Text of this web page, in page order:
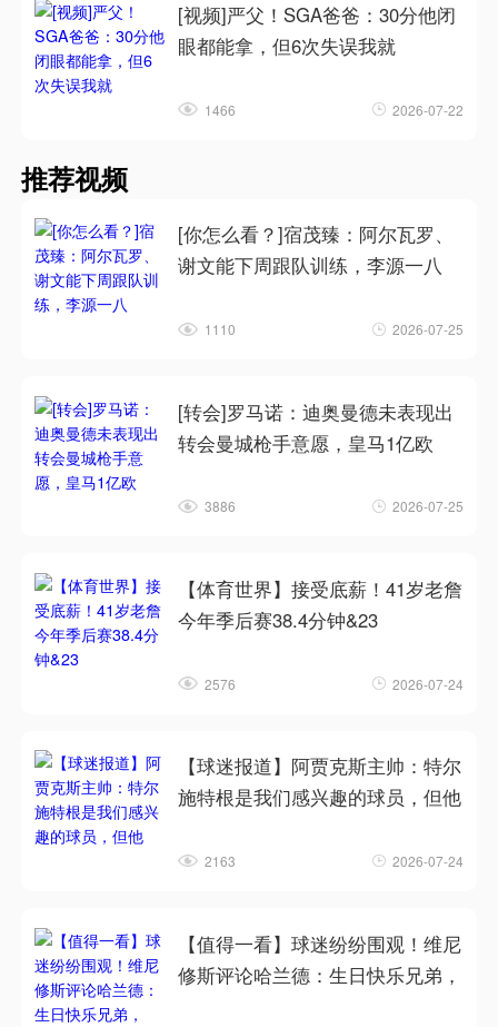
[视频]严父！SGA爸爸：30分他闭
眼都能拿，但6次失误我就
1466 2026-07-22
推荐视频
[你怎么看？]宿茂臻：阿尔瓦罗、
谢文能下周跟队训练，李源一八
1110 2026-07-25
[转会]罗马诺：迪奥曼德未表现出
转会曼城枪手意愿，皇马1亿欧
3886 2026-07-25
【体育世界】接受底薪！41岁老詹
今年季后赛38.4分钟&23
2576 2026-07-24
【球迷报道】阿贾克斯主帅：特尔
施特根是我们感兴趣的球员，但他
2163 2026-07-24
【值得一看】球迷纷纷围观！维尼
修斯评论哈兰德：生日快乐兄弟，